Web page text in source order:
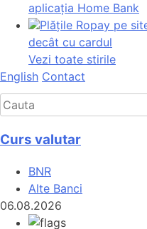
aplicația Home Bank
Plățile Ropay pe
decât cu cardul
Vezi toate stirile
English Contact
Curs valutar
BNR
Alte Banci
06.08.2026